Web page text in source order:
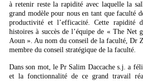
à retenir reste la rapidité avec laquelle la
grand modèle pour nous en tant que faculté
productivité et l’efficacité. Cette rapidité
histoires à succès de l’équipe de « The Net
Aoun ». Au nom du conseil de la faculté, Dr
membre du conseil stratégique de la faculté.
Dans son mot, le Pr Salim Daccache s.j. a
et la fonctionnalité de ce grand travail